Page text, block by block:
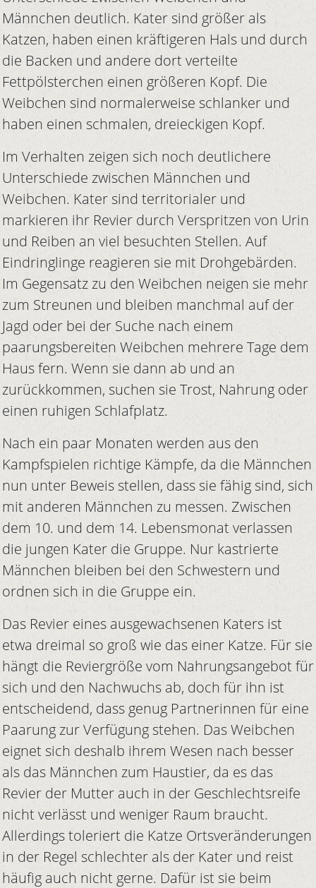
Männchen deutlich. Kater sind größer als
Katzen, haben einen kräftigeren Hals und durch
die Backen und andere dort verteilte
Fettpölsterchen einen größeren Kopf. Die
Weibchen sind normalerweise schlanker und
haben einen schmalen, dreieckigen Kopf.
Im Verhalten zeigen sich noch deutlichere
Unterschiede zwischen Männchen und
Weibchen. Kater sind territorialer und
markieren ihr Revier durch Verspritzen von Urin
und Reiben an viel besuchten Stellen. Auf
Eindringlinge reagieren sie mit Drohgebärden.
Im Gegensatz zu den Weibchen neigen sie mehr
zum Streunen und bleiben manchmal auf der
Jagd oder bei der Suche nach einem
paarungsbereiten Weibchen mehrere Tage dem
Haus fern. Wenn sie dann ab und an
zurückkommen, suchen sie Trost, Nahrung oder
einen ruhigen Schlafplatz.
Nach ein paar Monaten werden aus den
Kampfspielen richtige Kämpfe, da die Männchen
nun unter Beweis stellen, dass sie fähig sind, sich
mit anderen Männchen zu messen. Zwischen
dem 10. und dem 14. Lebensmonat verlassen
die jungen Kater die Gruppe. Nur kastrierte
Männchen bleiben bei den Schwestern und
ordnen sich in die Gruppe ein.
Das Revier eines ausgewachsenen Katers ist
etwa dreimal so groß wie das einer Katze. Für sie
hängt die Reviergröße vom Nahrungsangebot für
sich und den Nachwuchs ab, doch für ihn ist
entscheidend, dass genug Partnerinnen für eine
Paarung zur Verfügung stehen. Das Weibchen
eignet sich deshalb ihrem Wesen nach besser
als das Männchen zum Haustier, da es das
Revier der Mutter auch in der Geschlechtsreife
nicht verlässt und weniger Raum braucht.
Allerdings toleriert die Katze Ortsveränderungen
in der Regel schlechter als der Kater und reist
häufig auch nicht gerne. Dafür ist sie beim